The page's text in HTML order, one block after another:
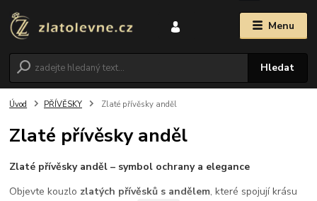
Menu
Hledat
Úvod PŘÍVĚSKY Zlaté přívěsky anděl
Zlaté přívěsky anděl
Zlaté přívěsky anděl – symbol ochrany a elegance
Objevte kouzlo zlatých přívěsků s andělem, které spojují krásu